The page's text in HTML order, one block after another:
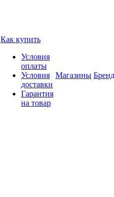
Как купить
Условия
оплаты
Условия
доставки
Гарантия
на товар
Магазины